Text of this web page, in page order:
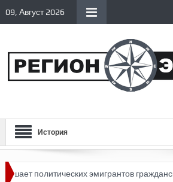
09, Август 2026
История
политических эмигрантов гражданских